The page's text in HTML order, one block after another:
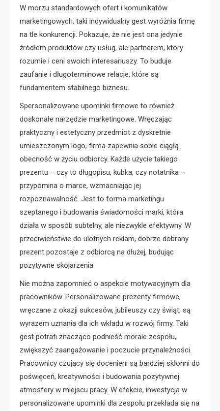
W morzu standardowych ofert i komunikatów
marketingowych, taki indywidualny gest wyróżnia firmę
na tle konkurencji. Pokazuje, że nie jest ona jedynie
źródłem produktów czy usług, ale partnerem, który
rozumie i ceni swoich interesariuszy. To buduje
zaufanie i długoterminowe relacje, które są
fundamentem stabilnego biznesu.
Spersonalizowane upominki firmowe to również
doskonałe narzędzie marketingowe. Wręczając
praktyczny i estetyczny przedmiot z dyskretnie
umieszczonym logo, firma zapewnia sobie ciągłą
obecność w życiu odbiorcy. Każde użycie takiego
prezentu – czy to długopisu, kubka, czy notatnika –
przypomina o marce, wzmacniając jej
rozpoznawalność. Jest to forma marketingu
szeptanego i budowania świadomości marki, która
działa w sposób subtelny, ale niezwykle efektywny. W
przeciwieństwie do ulotnych reklam, dobrze dobrany
prezent pozostaje z odbiorcą na dłużej, budując
pozytywne skojarzenia.
Nie można zapomnieć o aspekcie motywacyjnym dla
pracowników. Personalizowane prezenty firmowe,
wręczane z okazji sukcesów, jubileuszy czy świąt, są
wyrazem uznania dla ich wkładu w rozwój firmy. Taki
gest potrafi znacząco podnieść morale zespołu,
zwiększyć zaangażowanie i poczucie przynależności.
Pracownicy czujący się docenieni są bardziej skłonni do
poświęceń, kreatywności i budowania pozytywnej
atmosfery w miejscu pracy. W efekcie, inwestycja w
personalizowane upominki dla zespołu przekłada się na